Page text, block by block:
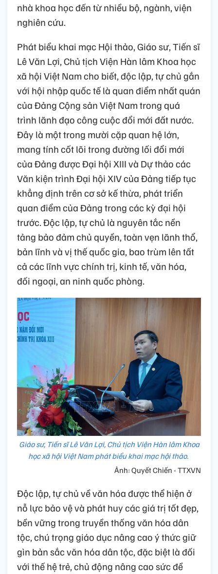
nhà khoa học đến từ nhiều bộ, ngành, viện
nghiên cứu.
Phát biểu khai mạc Hội thảo, Giáo sư, Tiến sĩ
Lê Văn Lợi, Chủ tịch Viện Hàn lâm Khoa học
xã hội Việt Nam cho biết, độc lập, tự chủ gắn
với hội nhập quốc tế là quan điểm nhất quán
của Đảng Cộng sản Việt Nam trong quá
trình lãnh đạo công cuộc đổi mới đất nước.
Đây là một trong mười cặp quan hệ lớn,
mang tính cốt lõi trong đường lối đổi mới
của Đảng được Đại hội XIII và Dự thảo các
Văn kiện trình Đại hội XIV của Đảng tiếp tục
khẳng định trên cơ sở kế thừa, phát triển
quan điểm của Đảng trong các kỳ đại hội
trước. Độc lập, tự chủ là nguyên tắc nền
tảng bảo đảm chủ quyền, toàn vẹn lãnh thổ,
bản lĩnh và vị thế quốc gia, bao trùm lên tất
cả các lĩnh vực chính trị, kinh tế, văn hóa,
đối ngoại, an ninh quốc phòng.
Giáo sư, Tiến sĩ Lê Văn Lợi, Chủ tịch Viện Hàn lâm Khoa
học xã hội Việt Nam phát biểu khai mạc hội thảo.
Ảnh: Quyết Chiến - TTXVN
Độc lập, tự chủ về văn hóa được thể hiện ở
nỗ lực bảo vệ và phát huy các giá trị tốt đẹp,
bền vững trong truyền thống văn hóa dân
tộc, chú trọng giáo dục nâng cao ý thức giữ
gìn bản sắc văn hóa dân tộc, đặc biệt là đối
với thế hệ trẻ, chủ động nâng cao sức đề